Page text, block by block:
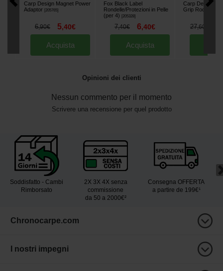
Carp Design Magnet Power
Adaptor [205765]
6,90€ 5,40€
Acquista
Fox Black Label
Rondelle/Protezioni in Pelle
(per 4)
[205328]
7,40€ 6,40€
Acquista
Carp Design
Grip Rod Rest
27,60
Opinioni dei clienti
Nessun commento per il momento
Scrivere una recensione per quel prodotto
Soddisfatto - Cambi
Rimborsato
2X 3X 4X senza
commissione
da 50 a 2000€²
Consegna OFFERTA
a partire de 199€¹
Chronocarpe.com
I nostri impegni